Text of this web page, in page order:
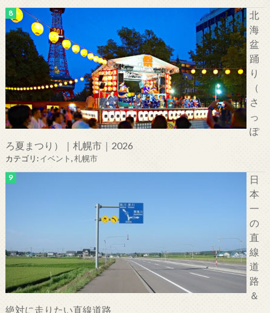
北
海
盆
踊
り
（
さ
っ
ぽ
ろ夏まつり）｜札幌市｜2026
カテゴリ:イベント,札幌市
日
本
一
の
直
線
道
路
＆
絶対に走りたい直線道路